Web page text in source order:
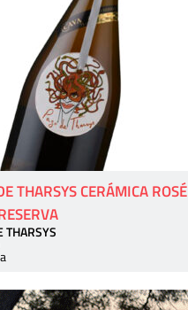
THARSYS CERÁMICA ROSÉ
THARSYS